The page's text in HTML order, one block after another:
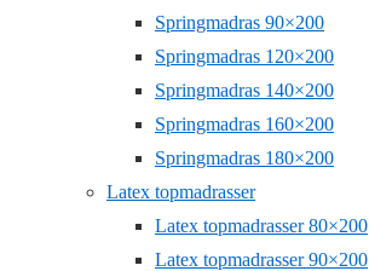
Springmadras 90×200
Springmadras 120×200
Springmadras 140×200
Springmadras 160×200
Springmadras 180×200
Latex topmadrasser
Latex topmadrasser 80×200
Latex topmadrasser 90×200